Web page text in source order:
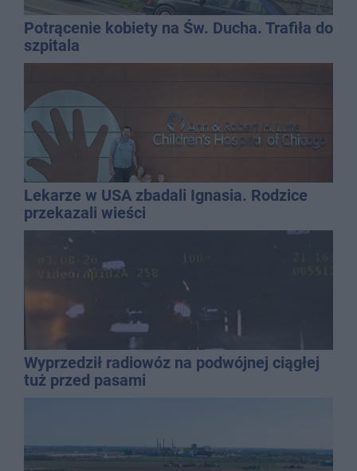
Potrącenie kobiety na Św. Ducha. Trafiła do
szpitala
Lekarze w USA zbadali Ignasia. Rodzice
przekazali wieści
Wyprzedził radiowóz na podwójnej ciągłej
tuż przed pasami